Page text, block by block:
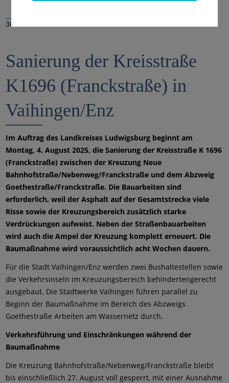
30.07.2025
Sanierung der Kreisstraße
K1696 (Franckstraße) in
Vaihingen/Enz
Im Auftrag des Landkreises Ludwigsburg beginnt am
Montag, 4. August 2025, die Sanierung der Kreisstraße K 1696
(Franckstraße) zwischen der Kreuzung Neue
Bahnhofstraße/Nebenweg/Franckstraße und dem Abzweig
Goethestraße/Franckstraße. Die Bauarbeiten sind
erforderlich, weil der Asphalt auf der Gesamtstrecke viele
Risse sowie der Kreuzungsbereich zusätzlich starke
Verdrückungen aufweist. Neben der Straßenbauarbeiten
wird auch die Ampel der Kreuzung komplett erneuert. Die
Baumaßnahme wird voraussichtlich acht Wochen dauern.
Für die Stadt Vaihingen/Enz werden zwei Bushaltestellen sowie
die Verkehrsinseln im Kreuzungsbereich behindertengerecht
ausgebaut. Die Stadtwerke Vaihingen führen parallel zu
Beginn der Baumaßnahme im Bereich des Abzweigs
Goethestraße Arbeiten am Wassernetz durch.
Verkehrsführung und Einschränkungen während der
Baumaßnahme
Die Kreuzung Bahnhofstraße/Nebenweg/Franckstraße bleibt
bis einschließlich 27. August voll gesperrt, mit einer Ausnahme